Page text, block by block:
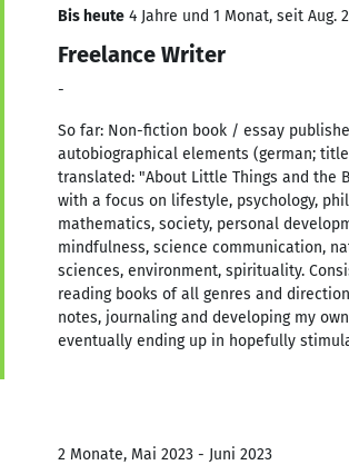
Bis heute 4 Jahre und 1 Monat, seit Aug.
Freelance Writer
-
So far: Non-fiction book / essay
autobiographical elements (german;
translated: "About Little Things and the
with a focus on lifestyle, psychology,
mathematics, society, personal
mindfulness, science communication,
sciences, environment, spirituality.
reading books of all genres and
notes, journaling and developing my
eventually ending up in hopefully
2 Monate, Mai 2023 - Juni 2023